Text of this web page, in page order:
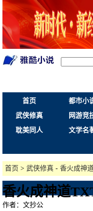
首页 都市小
武侠修真
网游竞
耽美同人
文学名
首页 > 武侠修真 - 香火成神
香火成神道
作者：文抄公